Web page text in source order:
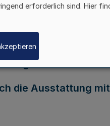
zur
Folge des
die Ausstattung
erforderlich sind. Hier